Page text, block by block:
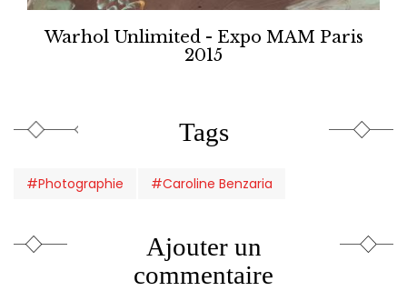
Warhol Unlimited - Expo MAM Paris
2015
Tags
#Photographie #Caroline Benzaria
Ajouter un
commentaire